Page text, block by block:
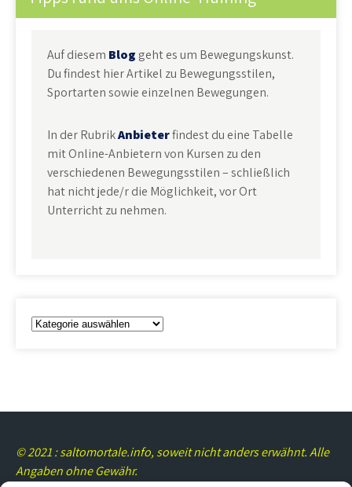
Auf diesem Blog geht es um Bewegungskunst.
Du findest hier Artikel zu Bewegungsstilen,
Sportarten sowie einzelnen Bewegungen.
In der RubrikAnbieterfindest du eine Tabelle
mit Online-Anbietern von Kursen zu den
verschiedenen Bewegungsstilen – schließlich
hat nicht jede/r die Möglichkeit, vor Ort
Unterricht zu nehmen.
Kategorien
© 2021 : saltomortale.info, soweit nicht anders erwähnt. Alle
Angaben ohne Gewähr.